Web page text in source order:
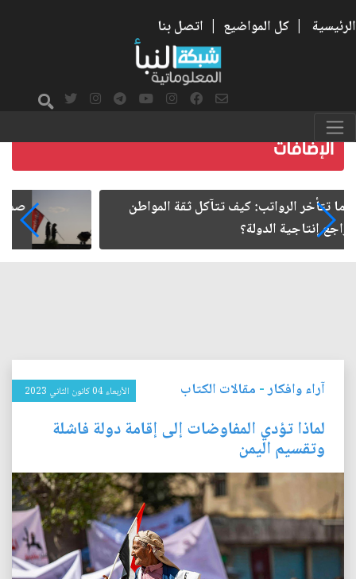
الرئيسية | كل المواضيع | اتصل بنا
صمت الطريق بعد الأربعين
آراء وافكار- مقالات الكتاب الأربعاء 04 كانون الثاني 2023
لماذا تؤدي المفاوضات إلى إقامة دولة فاشلة
وتقسيم اليمن